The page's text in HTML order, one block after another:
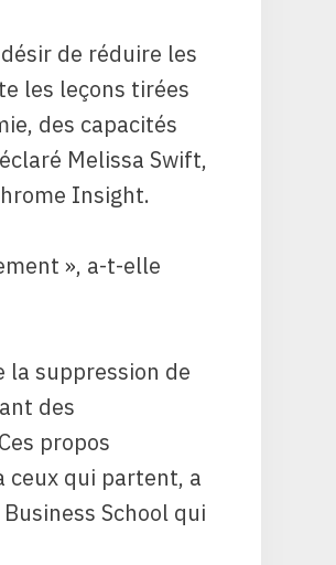
de réduire les
les leçons tirées
des capacités
Melissa Swift,
Insight.
», a-t-elle
la suppression de
des
propos
ceux qui partent, a
School qui